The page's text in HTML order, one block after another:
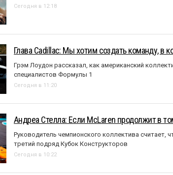
Сегодня в 12:18
Глава Cadillac: Мы хотим создать команду, в
Грэм Лоудон рассказал, как американский
специалистов Формулы 1
Сегодня в 11:20
Андреа Стелла: Если McLaren продолжит в
Руководитель чемпионского коллектива считает,
третий подряд Кубок Конструкторов
Сегодня в 10:22